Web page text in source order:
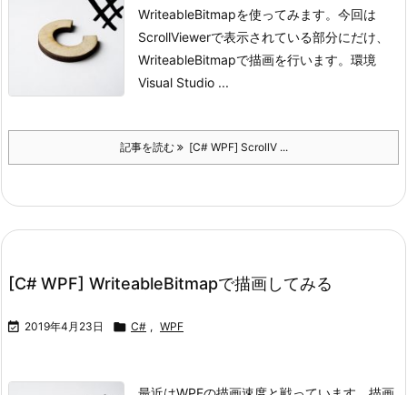
WriteableBitmapを使ってみます。 今回は
ScrollViewerで表示されている部分にだけ、
WriteableBitmapで描画を行います。 環境
Visual Studio ...
記事を読む [C# WPF] ScrollV ...
[C# WPF] WriteableBitmapで描画してみる
 2019年4月23日  C# , WPF